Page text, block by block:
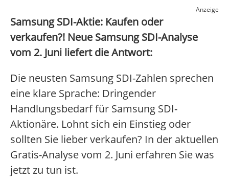
Anzeige
Samsung SDI-Aktie: Kaufen oder
verkaufen?! Neue Samsung SDI-Analyse
vom 2. Juni liefert die Antwort:
Die neusten Samsung SDI-Zahlen sprechen
eine klare Sprache: Dringender
Handlungsbedarf für Samsung SDI-
Aktionäre. Lohnt sich ein Einstieg oder
sollten Sie lieber verkaufen? In der aktuellen
Gratis-Analyse vom 2. Juni erfahren Sie was
jetzt zu tun ist.